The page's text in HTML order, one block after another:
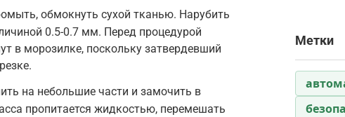
обмокнуть сухой тканью. Нарубить
0.5-0.7 мм. Перед процедурой
в морозилке, поскольку затвердевший
на небольшие части и замочить в
пропитается жидкостью, перемешать
Метки